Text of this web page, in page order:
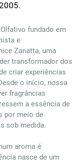
fundado em
e
Zanatta, uma
transformador dos
criar experiências
o início, nossa
fragrâncias
a essência de
por meio de
sob medida.
aroma é
nasce de um